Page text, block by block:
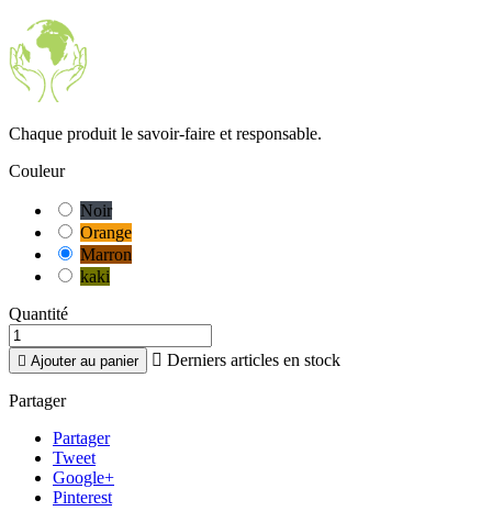
Chaque produit le savoir-faire et responsable.
Couleur
Noir
Orange
Marron
kaki
Quantité
 Ajouter au panier  Derniers articles en stock
Partager
Partager
Tweet
Google+
Pinterest